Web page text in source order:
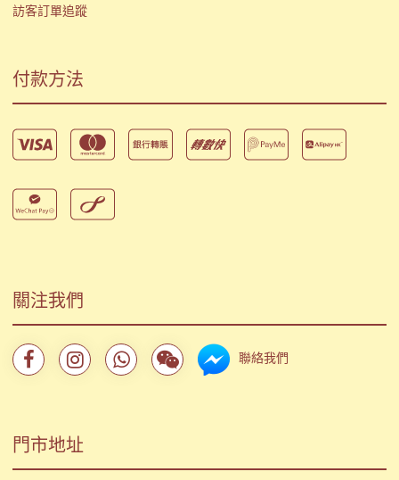
訪客訂單追蹤
付款方法
關注我們
聯絡我們
門市地址